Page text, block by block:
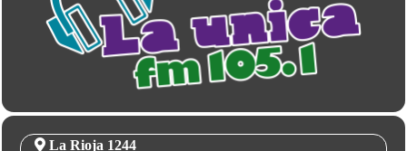
La Rioja 1244